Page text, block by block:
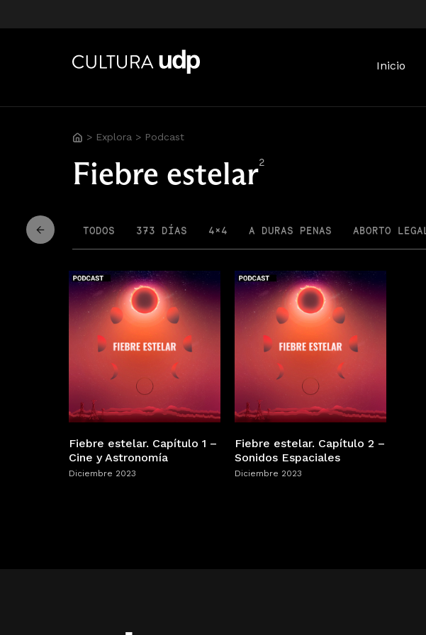
Inicio
> Explora > Podcast
Fiebre estelar2
TODOS 373 DÍAS 4×4 A DURAS PENAS ABORTO LEGAL
Fiebre estelar. Capítulo 1 –
Cine y Astronomía
Diciembre 2023
Fiebre estelar. Capítulo 2 –
Sonidos Espaciales
Diciembre 2023